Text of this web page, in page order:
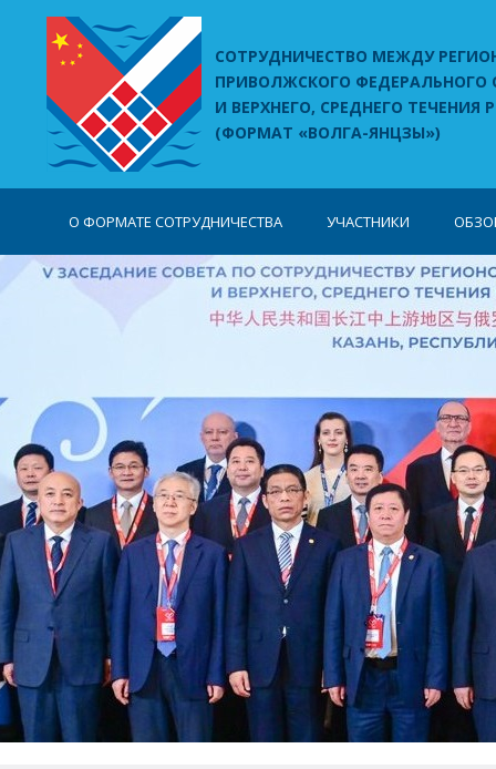
СОТРУДНИЧЕСТВО МЕЖДУ
ПРИВОЛЖСКОГО ФЕДЕРАЛЬНОГО
И ВЕРХНЕГО, СРЕДНЕГО
(ФОРМАТ «ВОЛГА-ЯНЦЗЫ»)
О ФОРМАТЕ СОТРУДНИЧЕСТВА УЧАСТНИКИ
РЕГИОНАМИ
ОКРУГА РОССИЙСКОЙ ФЕДЕРАЦИИ
ТЕЧЕНИЯ РЕКИ ЯНЦЗЫ КИТАЙСКОЙ НАРОДНОЙ РЕСПУБЛИКИ